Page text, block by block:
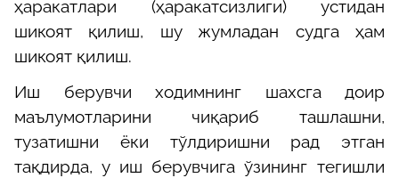
ҳаракатлари (ҳаракатсизлиги) устидан
шикоят қилиш, шу жумладан судга ҳам
шикоят қилиш.
Иш берувчи ходимнинг шахсга доир
маълумотларини чиқариб ташлашни,
тузатишни ёки тўлдиришни рад этган
тақдирда, у иш берувчига ўзининг тегишли